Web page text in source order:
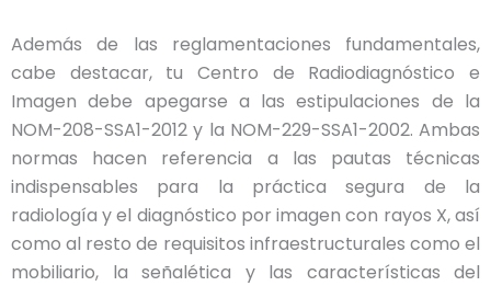
Además de las reglamentaciones fundamentales,
cabe destacar, tu Centro de Radiodiagnóstico e
Imagen debe apegarse a las estipulaciones de la
NOM-208-SSA1-2012 y la NOM-229-SSA1-2002. Ambas
normas hacen referencia a las pautas técnicas
indispensables para la práctica segura de la
radiología y el diagnóstico por imagen con rayos X, así
como al resto de requisitos infraestructurales como el
mobiliario, la señalética y las características del